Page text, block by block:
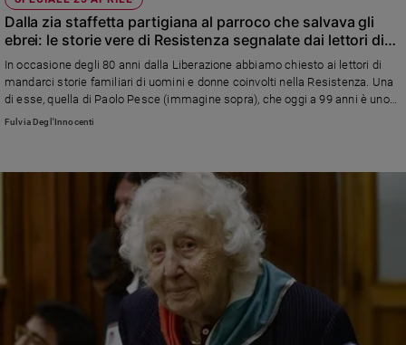
Papa
Chiesa
Chiesa
Fede
giorno
Santo
Dalla zia staffetta partigiana al parroco che salvava gli
ebrei: le storie vere di Resistenza segnalate dai lettori di
"Famiglia cristiana"
In occasione degli 80 anni dalla Liberazione abbiamo chiesto ai lettori di
mandarci storie familiari di uomini e donne coinvolti nella Resistenza. Una
di esse, quella di Paolo Pesce (immagine sopra), che oggi a 99 anni è uno
degli ultimi partigiani ancora in vita, fa parte del dossier che trovate sul
Fulvia Degl'Innocenti